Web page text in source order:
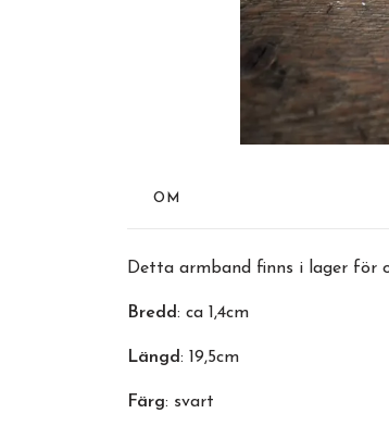
OM
Detta armband finns i lager för
Bredd: ca 1,4cm
Längd: 19,5cm
Färg: svart